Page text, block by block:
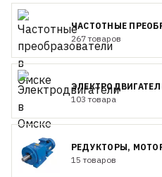
ЧАСТОТНЫЕ
267 товаров
103 товара
РЕДУКТОРЫ,
15 товаров